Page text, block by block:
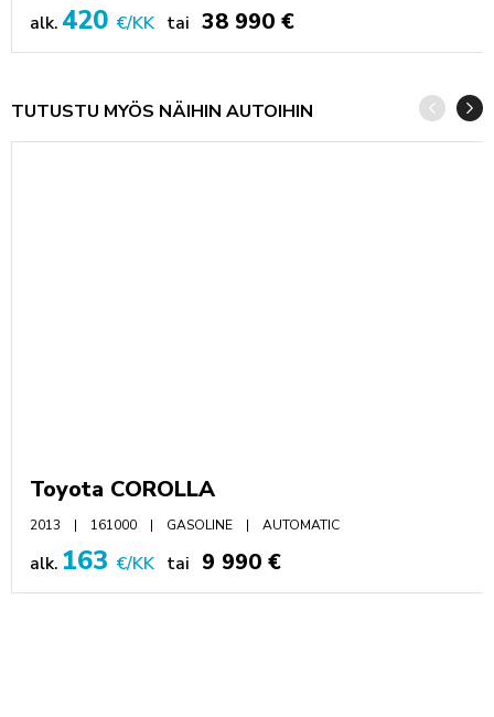
alk. 420 €/KK tai 38 990 €
TUTUSTU MYÖS NÄIHIN AUTOIHIN
Toyota COROLLA
2013 161000 GASOLINE AUTOMATIC
alk. 163 €/KK tai 9 990 €